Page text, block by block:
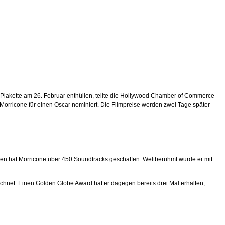
am 26. Februar enthüllen, teilte die Hollywood Chamber of Commerce
für einen Oscar nominiert. Die Filmpreise werden zwei Tage später
hat Morricone über 450 Soundtracks geschaffen. Weltberühmt wurde er mit
Einen Golden Globe Award hat er dagegen bereits drei Mal erhalten,